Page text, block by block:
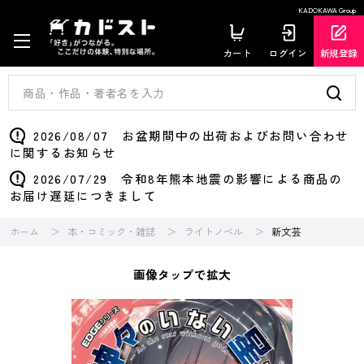
KADOKAWA Group
カート ログイン 新規登録
2026/08/07 お盆期間中の出荷およびお問い合わせ
に関するお知らせ
2026/07/29 令和8年熊本地震の影響による商品の
お届け遅延につきまして
ホーム 本・コミック・雑誌 ライトノベル 新文芸
画像タップで拡大